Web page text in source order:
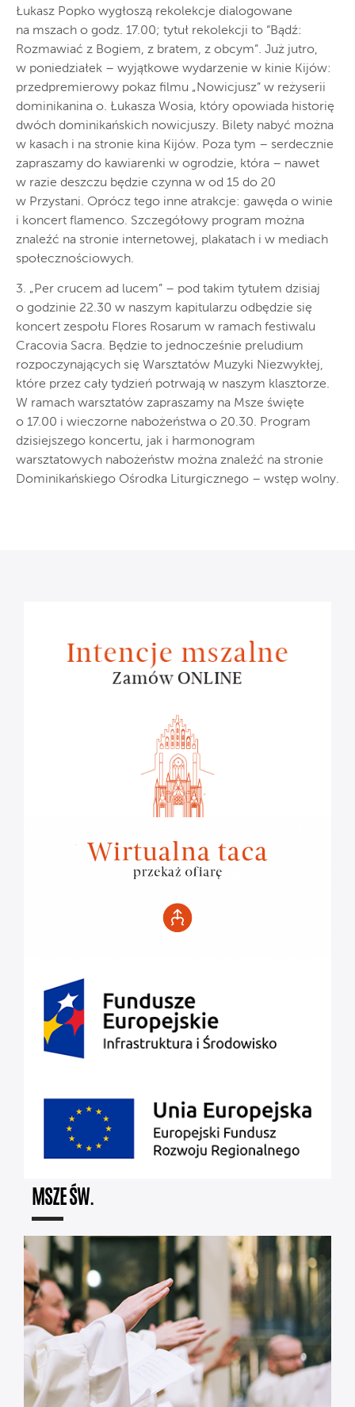
Łukasz Popko wygłoszą rekolekcje dialogowane
na mszach o godz. 17.00; tytuł rekolekcji to “Bądź:
Rozmawiać z Bogiem, z bratem, z obcym”. Już jutro,
w poniedziałek – wyjątkowe wydarzenie w kinie Kijów:
przedpremierowy pokaz filmu „Nowicjusz” w reżyserii
dominikanina o. Łukasza Wosia, który opowiada historię
dwóch dominikańskich nowicjuszy. Bilety nabyć można
w kasach i na stronie kina Kijów. Poza tym – serdecznie
zapraszamy do kawiarenki w ogrodzie, która – nawet
w razie deszczu będzie czynna w od 15 do 20
w Przystani. Oprócz tego inne atrakcje: gawęda o winie
i koncert flamenco. Szczegółowy program można
znaleźć na stronie internetowej, plakatach i w mediach
społecznościowych.
3. „Per crucem ad lucem” – pod takim tytułem dzisiaj
o godzinie 22.30 w naszym kapitularzu odbędzie się
koncert zespołu Flores Rosarum w ramach festiwalu
Cracovia Sacra. Będzie to jednocześnie preludium
rozpoczynających się Warsztatów Muzyki Niezwykłej,
które przez cały tydzień potrwają w naszym klasztorze.
W ramach warsztatów zapraszamy na Msze święte
o 17.00 i wieczorne nabożeństwa o 20.30. Program
dzisiejszego koncertu, jak i harmonogram
warsztatowych nabożeństw można znaleźć na stronie
Dominikańskiego Ośrodka Liturgicznego – wstęp wolny.
MSZE ŚW.